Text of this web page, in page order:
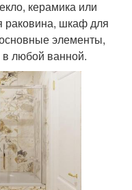
керамика или
раковина, шкаф для
элементы,
в любой ванной.